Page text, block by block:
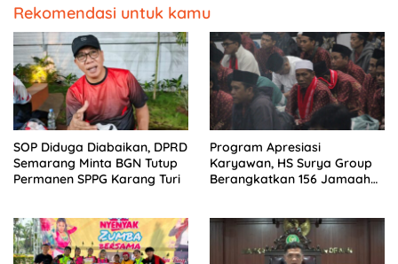
Rekomendasi untuk kamu
SOP Diduga Diabaikan, DPRD
Semarang Minta BGN Tutup
Permanen SPPG Karang Turi
Program Apresiasi
Karyawan, HS Surya Group
Berangkatkan 156 Jamaah